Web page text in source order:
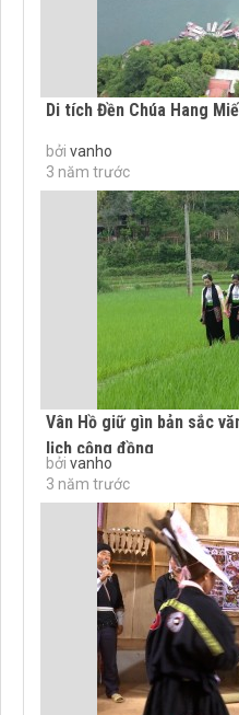
Di tích Đền Chúa Hang
bởi vanho
3 năm trước
Vân Hồ giữ gìn bản sắc
lịch cộng đồng
bởi vanho
3 năm trước